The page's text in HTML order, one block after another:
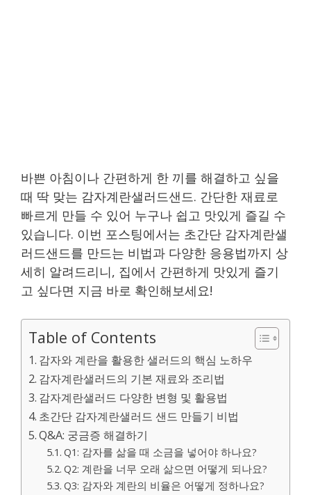
바쁜 아침이나 간편하게 한 끼를 해결하고 싶을
때 딱 맞는 감자계란샐러드샌드. 간단한 재료로
빠르게 만들 수 있어 누구나 쉽고 맛있게 즐길 수
있습니다. 이번 포스팅에서는 초간단 감자계란샐
러드샌드를 만드는 비법과 다양한 응용법까지 상
세히 알려드리니, 집에서 간편하게 맛있게 즐기
고 싶다면 지금 바로 확인해보세요!
Table of Contents
감자와 계란을 활용한 샐러드의 핵심 노하우
감자계란샐러드의 기본 재료와 조리법
감자계란샐러드 다양한 변형 및 활용법
초간단 감자계란샐러드 샌드 만들기 비법
Q&A: 궁금증 해결하기
Q1: 감자를 삶을 때 소금을 넣어야 하나요?
Q2: 계란을 너무 오래 삶으면 어떻게 되나요?
Q3: 감자와 계란의 비율은 어떻게 정하나요?